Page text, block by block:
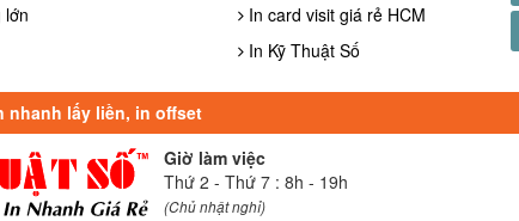
lớn
In card visit giá rẻ HCM
In Kỹ Thuật Số
nhanh lấy liền, in offset
Giờ làm việc
Thứ 2 - Thứ 7 : 8h - 19h
(Chủ nhật nghỉ)